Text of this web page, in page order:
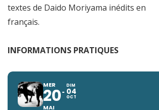
textes de Daido Moriyama inédits en
français.
INFORMATIONS PRATIQUES
MER
20
MAI
DIM
04
OCT